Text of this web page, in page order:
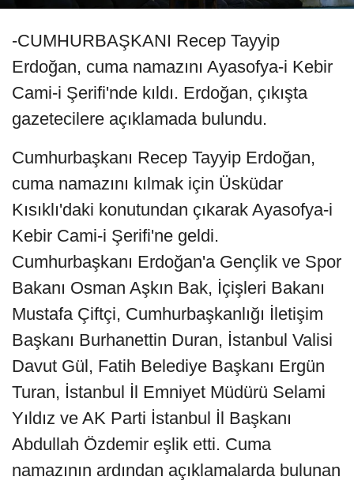
-CUMHURBAŞKANI Recep Tayyip
Erdoğan, cuma namazını Ayasofya-i Kebir
Cami-i Şerifi'nde kıldı. Erdoğan, çıkışta
gazetecilere açıklamada bulundu.
Cumhurbaşkanı Recep Tayyip Erdoğan,
cuma namazını kılmak için Üsküdar
Kısıklı'daki konutundan çıkarak Ayasofya-i
Kebir Cami-i Şerifi'ne geldi.
Cumhurbaşkanı Erdoğan'a Gençlik ve Spor
Bakanı Osman Aşkın Bak, İçişleri Bakanı
Mustafa Çiftçi, Cumhurbaşkanlığı İletişim
Başkanı Burhanettin Duran, İstanbul Valisi
Davut Gül, Fatih Belediye Başkanı Ergün
Turan, İstanbul İl Emniyet Müdürü Selami
Yıldız ve AK Parti İstanbul İl Başkanı
Abdullah Özdemir eşlik etti. Cuma
namazının ardından açıklamalarda bulunan